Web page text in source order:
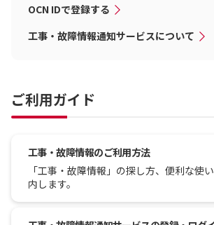
OCN IDで登録する
工事・故障情報通知サービスについて
ご利用ガイド
工事・故障情報のご利用方法
「工事・故障情報」の探し方、便利な使
内します。